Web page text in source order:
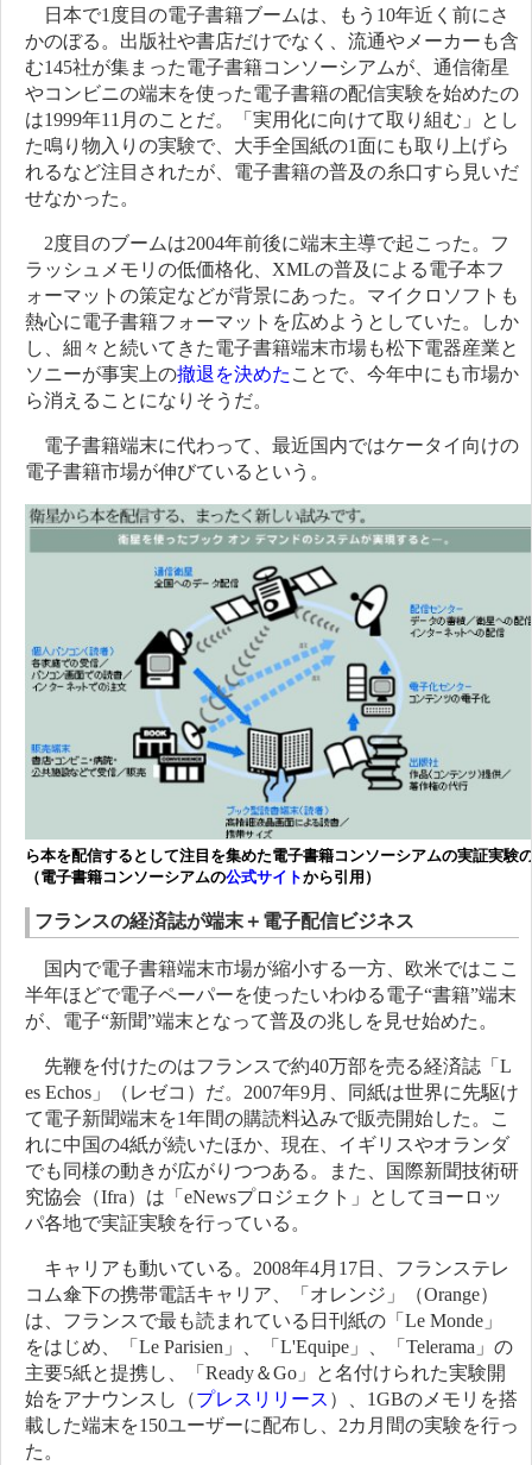
日本で1度目の電子書籍ブームは、もう10年近く前にさ
かのぼる。出版社や書店だけでなく、流通やメーカーも含
む145社が集まった電子書籍コンソーシアムが、通信衛星
やコンビニの端末を使った電子書籍の配信実験を始めたの
は1999年11月のことだ。「実用化に向けて取り組む」とし
た鳴り物入りの実験で、大手全国紙の1面にも取り上げら
れるなど注目されたが、電子書籍の普及の糸口すら見いだ
せなかった。
2度目のブームは2004年前後に端末主導で起こった。フ
ラッシュメモリの低価格化、XMLの普及による電子本フ
ォーマットの策定などが背景にあった。マイクロソフトも
熱心に電子書籍フォーマットを広めようとしていた。しか
し、細々と続いてきた電子書籍端末市場も松下電器産業と
ソニーが事実上の撤退を決めた ことで、今年中にも市場か
ら消えることになりそうだ。
電子書籍端末に代わって、最近国内ではケータイ向けの
電子書籍市場が伸びているという。
ら本を配信するとして注目を集めた電子書籍コンソーシアムの実証実験
（電子書籍コンソーシアムの公式サイトから引用）
フランスの経済誌が端末＋電子配信ビジネス
国内で電子書籍端末市場が縮小する一方、欧米ではここ
半年ほどで電子ペーパーを使ったいわゆる電子“書籍”端末
が、電子“新聞”端末となって普及の兆しを見せ始めた。
先鞭を付けたのはフランスで約40万部を売る経済誌「L
es Echos」（レゼコ）だ。2007年9月、同紙は世界に先駆け
て電子新聞端末を1年間の購読料込みで販売開始した。こ
れに中国の4紙が続いたほか、現在、イギリスやオランダ
でも同様の動きが広がりつつある。また、国際新聞技術研
究協会（Ifra）は「eNewsプロジェクト」としてヨーロッ
パ各地で実証実験を行っている。
キャリアも動いている。2008年4月17日、フランステレ
コム傘下の携帯電話キャリア、「オレンジ」（Orange）
は、フランスで最も読まれている日刊紙の「Le Monde」
をはじめ、「Le Parisien」、「L'Equipe」、「Telerama」の
主要5紙と提携し、「Ready＆Go」と名付けられた実験開
始をアナウンスし（プレスリリース ）、1GBのメモリを搭
載した端末を150ユーザーに配布し、2カ月間の実験を行っ
た。